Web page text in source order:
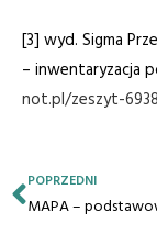
[3] wyd. Sigma
– inwentaryzacja
not.pl/zeszyt-
POPRZEDNI